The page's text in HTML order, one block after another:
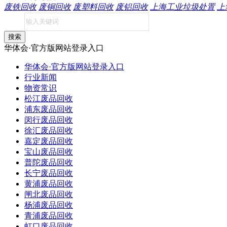
废铁回收 废铜回收 废塑料回收 废铝回收 上海工业垃圾处置
搜索
华体会·官方版网站登录入口
华体会·官方版网站登录入口
行业新闻
物资常识
松江废品回收
浦东废品回收
闵行废品回收
徐汇废品回收
嘉定废品回收
宝山废品回收
普陀废品回收
长宁废品回收
黄浦废品回收
闸北废品回收
杨浦废品回收
青浦废品回收